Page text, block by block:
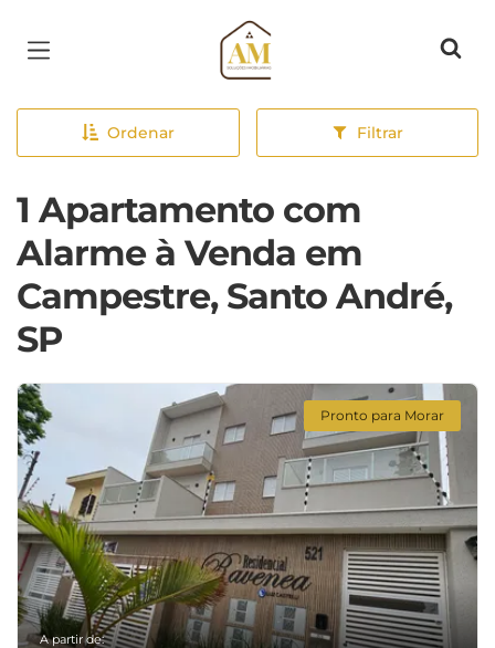
Página inicial
Ordenar Filtrar
1 Apartamento com
Alarme à Venda em
Campestre, Santo André,
SP
Pronto para Morar
A partir de: